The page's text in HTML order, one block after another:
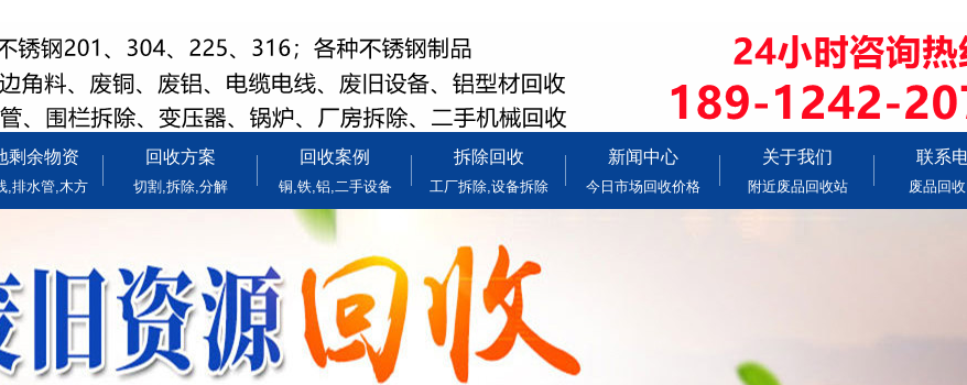
剩余物资
,排水管,木方
回收方案
切割,拆除,分解
回收案例
铜,铁,铝,二手设备
拆除回收
工厂拆除,设备拆除
新闻中心
今日市场回收价格
关于我们
附近废品回收站
联系
废品回